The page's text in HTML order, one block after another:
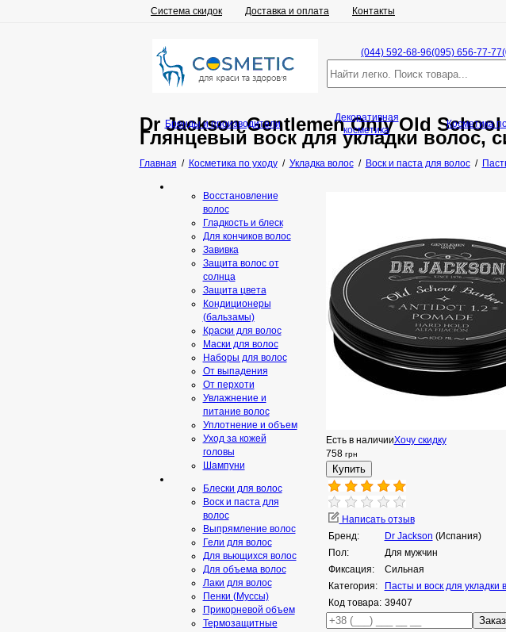
Система скидок Доставка и оплата Контакты
(044) 592-68-96(095) 656-77-77
Dr Jackson Gentlemen Only Old
Глянцевый воск для укладки волос,
Главная / Косметика по уходу/ Укладка волос/ Воск и паста для волос/
Хочу скидку
Есть в наличии
758 грн
Написать отзыв
Бренд:
Dr Jackson (Испания)
Пол:
Для мужчин
Фиксация:
Сильная
Категория:
Пасты и воск для укладки
Код товара: 39407
Бренды и производители
Декоративная
косметика
Косметика
Восстановление
волос
Гладкость и блеск
Для кончиков волос
Завивка
Защита волос от
солнца
Защита цвета
Кондиционеры
(бальзамы)
Краски для волос
Маски для волос
Наборы для волос
От выпадения
От перхоти
Увлажнение и
питание волос
Уплотнение и объем
Уход за кожей
головы
Шампуни
Блески для волос
Воск и паста для
волос
Выпрямление волос
Гели для волос
Для вьющихся волос
Для объема волос
Лаки для волос
Пенки (Муссы)
Прикорневой объем
Термозащитные